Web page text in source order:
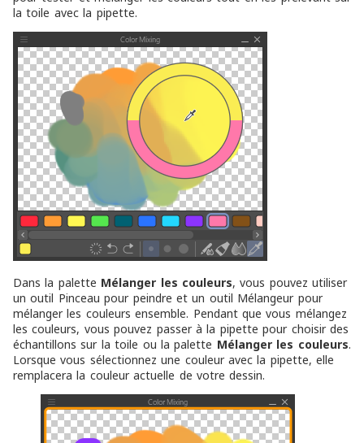
la toile avec la pipette.
Dans la palette Mélanger les couleurs, vous pouvez utiliser
un outil Pinceau pour peindre et un outil Mélangeur pour
mélanger les couleurs ensemble. Pendant que vous mélangez
les couleurs, vous pouvez passer à la pipette pour choisir des
échantillons sur la toile ou la palette Mélanger les couleurs.
Lorsque vous sélectionnez une couleur avec la pipette, elle
remplacera la couleur actuelle de votre dessin.